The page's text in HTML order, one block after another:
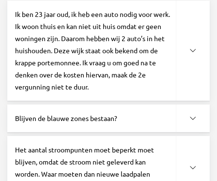
Ik ben 23 jaar oud, ik heb een auto nodig voor werk.
Ik woon thuis en kan niet uit huis omdat er geen
woningen zijn. Daarom hebben wij 2 auto’s in het
huishouden. Deze wijk staat ook bekend om de
krappe portemonnee. Ik vraag u om goed na te
denken over de kosten hiervan, maak de 2e
vergunning niet te duur.
Blijven de blauwe zones bestaan?
Het aantal stroompunten moet beperkt moet
blijven, omdat de stroom niet geleverd kan
worden. Waar moeten dan nieuwe laadpalen